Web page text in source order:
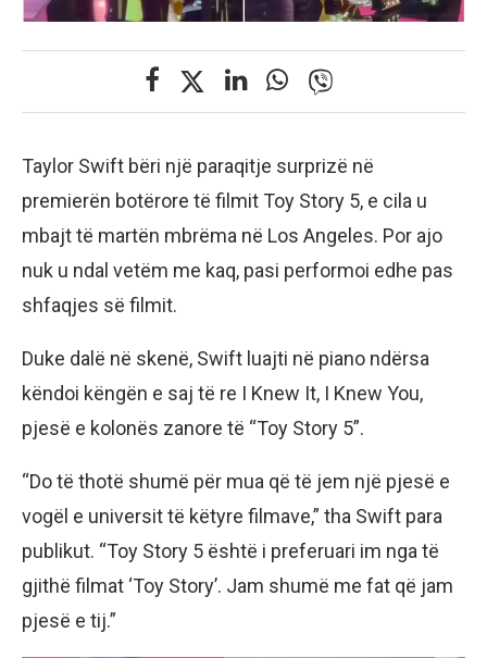
Taylor Swift bëri një paraqitje surprizë në
premierën botërore të filmit Toy Story 5, e cila u
mbajt të martën mbrëma në Los Angeles. Por ajo
nuk u ndal vetëm me kaq, pasi performoi edhe pas
shfaqjes së filmit.
Duke dalë në skenë, Swift luajti në piano ndërsa
këndoi këngën e saj të re I Knew It, I Knew You,
pjesë e kolonës zanore të “Toy Story 5”.
“Do të thotë shumë për mua që të jem një pjesë e
vogël e universit të këtyre filmave,” tha Swift para
publikut. “Toy Story 5 është i preferuari im nga të
gjithë filmat ‘Toy Story’. Jam shumë me fat që jam
pjesë e tij.”